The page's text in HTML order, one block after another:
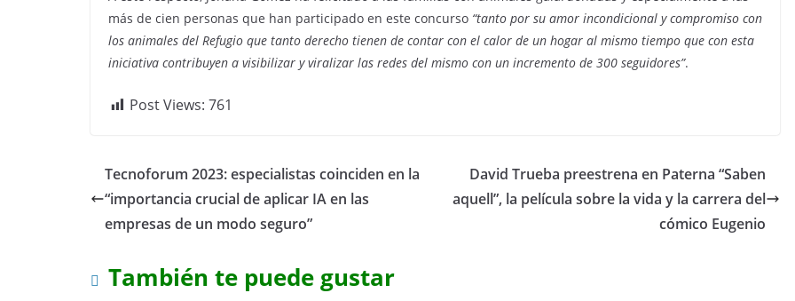
más de cien personas que han participado en este concurso “tanto por su amor incondicional y compromiso con
los animales del Refugio que tanto derecho tienen de contar con el calor de un hogar al mismo tiempo que con esta
iniciativa contribuyen a visibilizar y viralizar las redes del mismo con un incremento de 300 seguidores”.
Post Views: 761
Tecnoforum 2023: especialistas coinciden en la
“importancia crucial de aplicar IA en las
empresas de un modo seguro”
David Trueba preestrena en Paterna “Saben
aquell”, la película sobre la vida y la carrera del
cómico Eugenio
También te puede gustar